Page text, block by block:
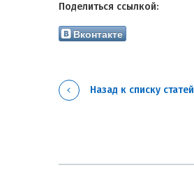
Назад к списку статей
Вконтакте
Поделиться ссылкой: